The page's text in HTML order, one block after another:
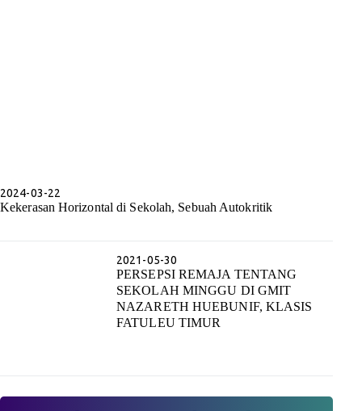
2024-03-22
Kekerasan Horizontal di Sekolah, Sebuah Autokritik
2021-05-30
PERSEPSI REMAJA TENTANG
SEKOLAH MINGGU DI GMIT
NAZARETH HUEBUNIF, KLASIS
FATULEU TIMUR